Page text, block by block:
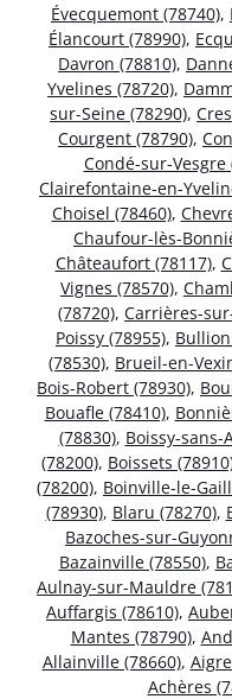
Évecquemont (78740),
Élancourt (78990),
Davron (78810),
Yvelines (78720),
sur-Seine (78290),
Courgent (78790),
Condé-sur-Vesgre
Clairefontaine-en-
Choisel (78460),
Chaufour-lès-
Châteaufort (78117),
Vignes (78570),
(78720), Carrières-
Poissy (78955),
(78530), Brueil-en-
Bois-Robert (78930),
Bouafle (78410),
(78830), Boissy-sans-
(78200), Boissets
(78200), Boinville-le-
(78930), Blaru (78270),
Bazoches-sur-
Bazainville (78550),
Aulnay-sur-Mauldre
Auffargis (78610),
Mantes (78790),
Allainville (78660),
Achères